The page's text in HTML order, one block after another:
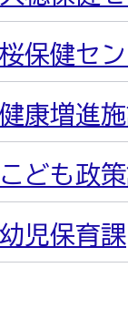
保健セ
康増進
ども政
児保育課